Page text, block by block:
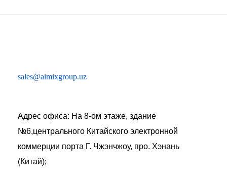
sales@aimixgroup.uz
Адрес офиса: На 8-ом этаже, здание
№6,центрального Китайского электронной
коммерции порта Г. Чжэнчжоу, про. Хэнань
(Китай);